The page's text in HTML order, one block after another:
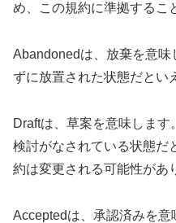
め、この規約に準拠するこ
Abandonedは、放棄を意
ずに放置された状態だとい
Draftは、草案を意味します
検討がなされている状態だ
約は変更される可能性があ
Acceptedは、承認済みを